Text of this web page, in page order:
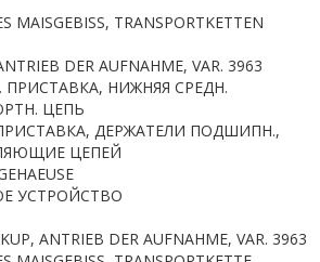
MAISGEBISS, TRANSPORTKETTEN
DER AUFNAHME, VAR. 3963
ПРИСТАВКА, НИЖНЯЯ СРЕДН.
ЦЕПЬ
ДЕРЖАТЕЛИ ПОДШИПН.,
ЦЕПЕЙ
УСТРОЙСТВО
ANTRIEB DER AUFNAHME, VAR. 3963